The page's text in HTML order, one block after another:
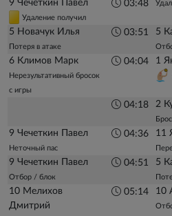
9 Чечеткин Павел
Удаление получил
03:48
5 Новачук Илья
Потеря в атаке
03:51 5
6 Климов Марк
Нерезультативный бросок
с игры
04:04 1
04:18 2
9 Чечеткин Павел
Неточный пас
04:36 11
9 Чечеткин Павел
Отбор / блок
04:51 5
10 Мелихов
Дмитрий
05:14 10